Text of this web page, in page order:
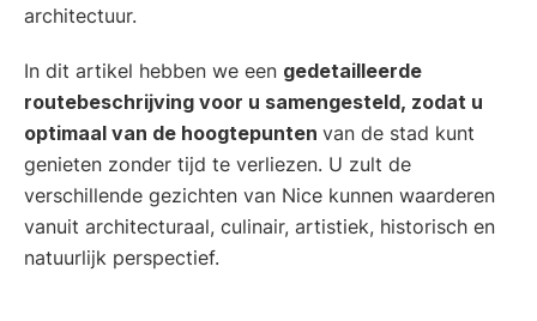
architectuur.
In dit artikel hebben we een gedetailleerde
routebeschrijving voor u samengesteld, zodat u
optimaal van de hoogtepunten van de stad kunt
genieten zonder tijd te verliezen. U zult de
verschillende gezichten van Nice kunnen waarderen
vanuit architecturaal, culinair, artistiek, historisch en
natuurlijk perspectief.